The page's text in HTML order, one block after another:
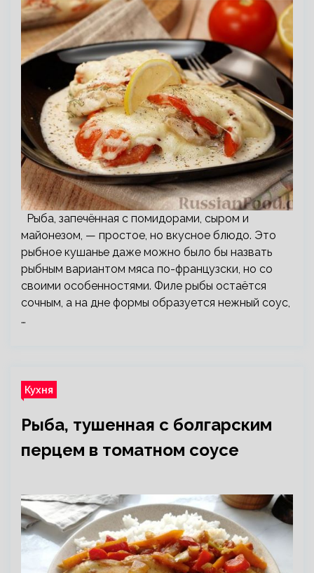
Рыба, запечённая с помидорами, сыром и
майонезом, — простое, но вкусное блюдо. Это
рыбное кушанье даже можно было бы назвать
рыбным вариантом мяса по-французски, но со
своими особенностями. Филе рыбы остаётся
сочным, а на дне формы образуется нежный соус,
…
Кухня
Рыба, тушенная с болгарским
перцем в томатном соусе